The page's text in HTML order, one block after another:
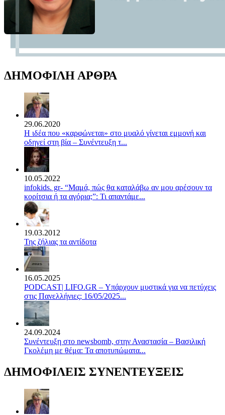
ΔΗΜΟΦΙΛΗ ΑΡΘΡΑ
29.06.2020
Η ιδέα που «καρφώνεται» στο μυαλό γίνεται εμμονή και
οδηγεί στη βία – Συνέντευξη τ...
10.05.2022
infokids. gr- “Μαμά, πώς θα καταλάβω αν μου αρέσουν τα
κορίτσια ή τα αγόρια;”: Τι απαντάμε...
19.03.2012
Της ζήλιας τα αντίδοτα
16.05.2025
PODCAST| LIFO.GR – Υπάρχουν μυστικά για να πετύχεις
στις Πανελλήνιες; 16/05/2025...
24.09.2024
Συνέντευξη στο newsbomb, στην Αναστασία – Βασιλική
Γκολέμη με θέμα: Τα αποτυπώματα...
ΔΗΜΟΦΙΛΕΙΣ ΣΥΝΕΝΤΕΥΞΕΙΣ